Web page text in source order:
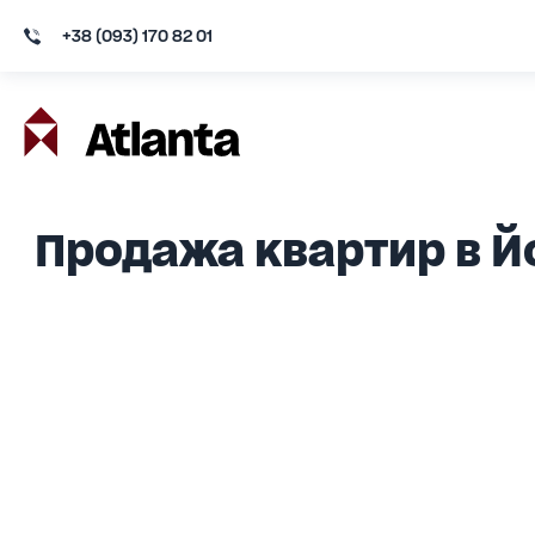
+38 (093) 170 82 01
Продажа квартир в